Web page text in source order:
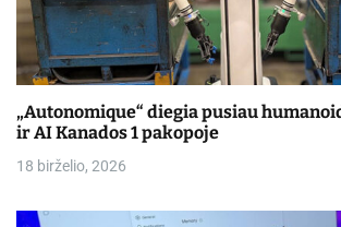
„Autonomique“ diegia pusiau
ir AI Kanados 1 pakopoje
18 birželio, 2026